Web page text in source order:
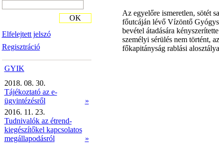
Elfelejtett jelszó
Regisztráció
OK
GYIK
2018. 08. 30.
Tájékoztató az e-
ügyintézésről
»
2016. 11. 23.
Tudnivalók az étrend-
kiegészítőkel kapcsolatos
megállapodásról
»
Az egyelőre ismeretlen, sötét
főutcáján lévő Vízöntő
bevétel átadására
személyi sérülés nem történt,
főkapitányság rablási